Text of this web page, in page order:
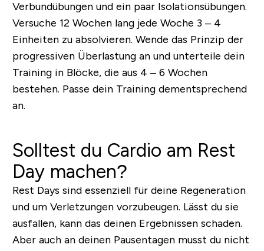
Verbundübungen und ein paar Isolationsübungen.
Versuche 12 Wochen lang jede Woche 3 – 4
Einheiten zu absolvieren. Wende das Prinzip der
progressiven Überlastung an und unterteile dein
Training in Blöcke, die aus 4 – 6 Wochen
bestehen. Passe dein Training dementsprechend
an.
Solltest du Cardio am Rest
Day machen?
Rest Days sind essenziell für deine Regeneration
und um Verletzungen vorzubeugen. Lässt du sie
ausfallen, kann das deinen Ergebnissen schaden.
Aber auch an deinen Pausentagen musst du nicht